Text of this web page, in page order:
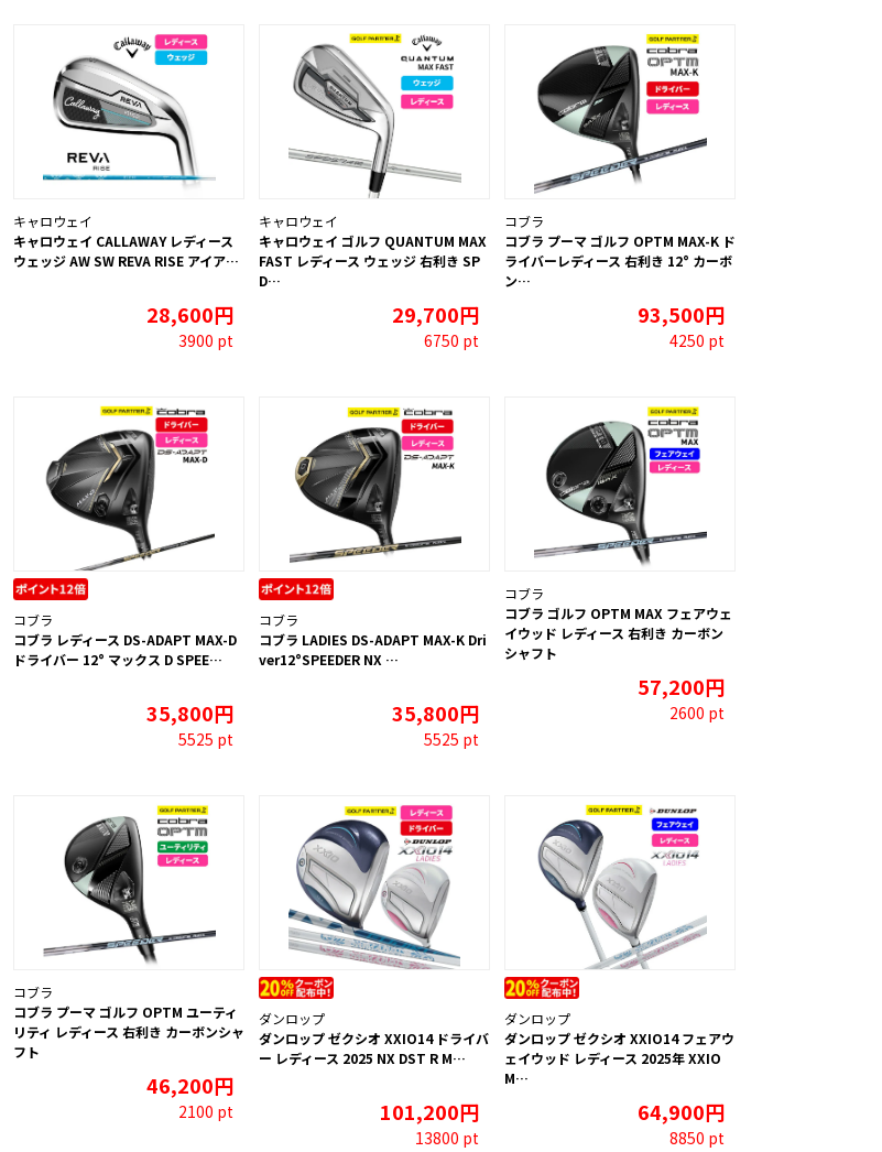
キャロウェイ
キャロウェイ CALLAWAY レディース
ウェッジ AW SW REVA RISE アイア…
28,600円
3900 pt
キャロウェイ
キャロウェイ ゴルフ QUANTUM MAX
FAST レディース ウェッジ 右利き SP
D…
29,700円
6750 pt
コブラ
コブラ プーマ ゴルフ OPTM MAX-K ド
ライバーレディース 右利き 12° カーボ
ン…
93,500円
4250 pt
コブラ
コブラ レディース DS-ADAPT MAX-D
ドライバー 12° マックス D SPEE…
35,800円
5525 pt
コブラ
コブラ LADIES DS-ADAPT MAX-K Dri
ver12°SPEEDER NX …
35,800円
5525 pt
コブラ
コブラ ゴルフ OPTM MAX フェアウェ
イウッド レディース 右利き カーボン
シャフト
57,200円
2600 pt
コブラ
コブラ プーマ ゴルフ OPTM ユーティ
リティ レディース 右利き カーボンシャ
フト
46,200円
2100 pt
ダンロップ
ダンロップ ゼクシオ XXIO14 ドライバ
ー レディース 2025 NX DST R M…
101,200円
13800 pt
ダンロップ
ダンロップ ゼクシオ XXIO14 フェアウ
ェイウッド レディース 2025年 XXIO
M…
64,900円
8850 pt